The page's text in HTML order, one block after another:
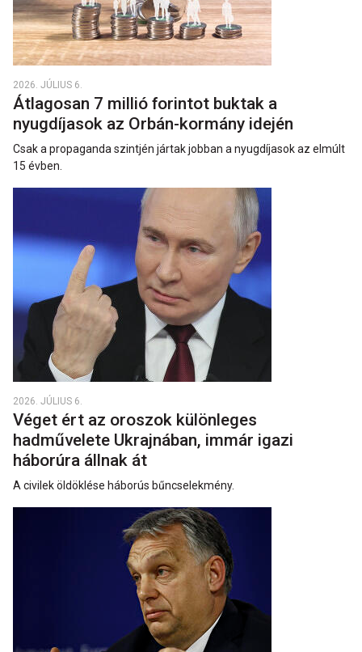
2026. JÚLIUS 6.
Átlagosan 7 millió forintot buktak a
nyugdíjasok az Orbán-kormány idején
Csak a propaganda szintjén jártak jobban a nyugdíjasok az elmúlt
15 évben.
2026. JÚLIUS 6.
Véget ért az oroszok különleges
hadművelete Ukrajnában, immár igazi
háborúra állnak át
A civilek öldöklése háborús bűncselekmény.